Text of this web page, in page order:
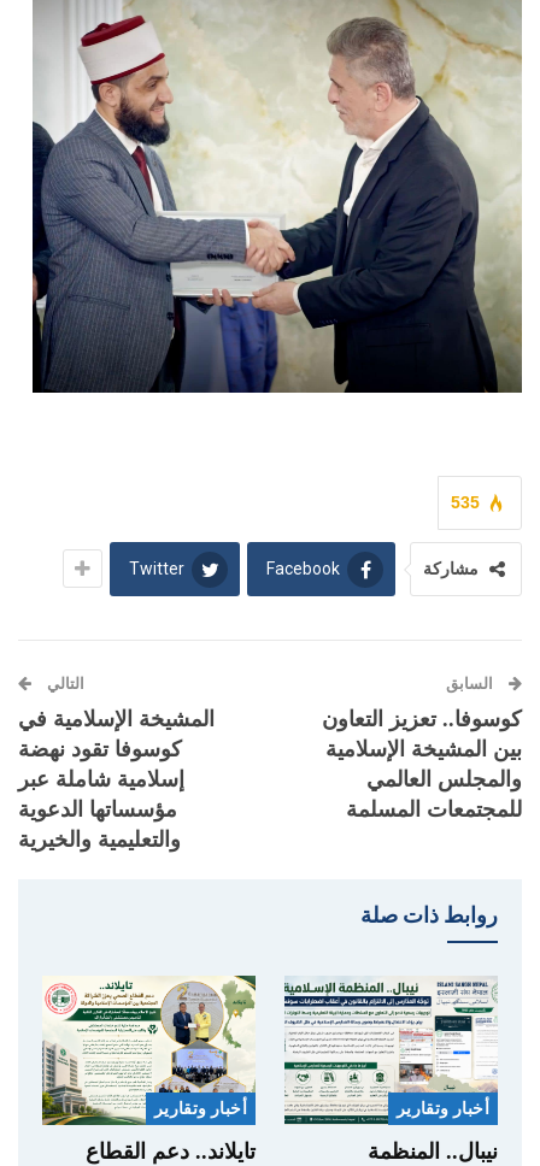
535
مشاركة Facebook
Twitter
السابق
كوسوفا.. تعزيز التعاون
بين المشيخة الإسلامية
والمجلس العالمي
للمجتمعات المسلمة
التالي
المشيخة الإسلامية في
كوسوفا تقود نهضة
إسلامية شاملة عبر
مؤسساتها الدعوية
والتعليمية والخيرية
روابط ذات صلة
أخبار وتقارير
نيبال.. المنظمة
أخبار وتقارير
تايلاند.. دعم القطاع